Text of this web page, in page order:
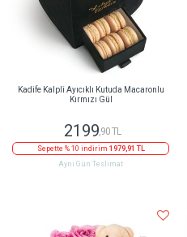
Kadife Kalpli Ayıcıklı Kutuda Macaronlu
Kırmızı Gül
2199,90 TL
Sepette % 10 indirim 1979,91 TL
Aynı Gün Teslimat